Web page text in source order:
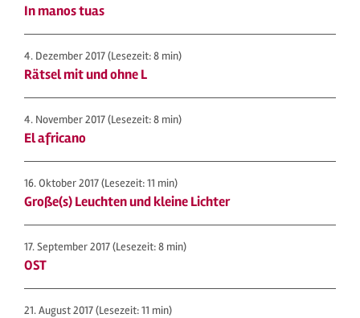
In manos tuas
4. Dezember 2017(Lesezeit: 8 min)
Rätsel mit und ohne L
4. November 2017(Lesezeit: 8 min)
El africano
16. Oktober 2017(Lesezeit: 11 min)
Große(s) Leuchten und kleine Lichter
17. September 2017(Lesezeit: 8 min)
OST
21. August 2017(Lesezeit: 11 min)